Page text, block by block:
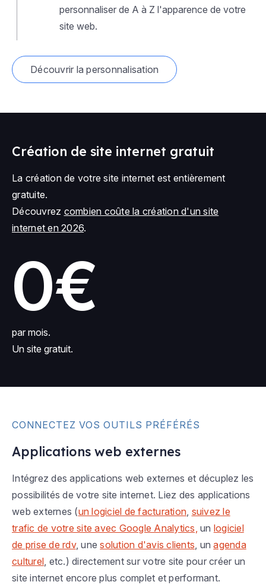
personnaliser de A à Z l'apparence de votre
site web.
Découvrir la personnalisation
Création de site internet gratuit
La création de votre site internet est entièrement
gratuite.
Découvrez combien coûte la création d'un site
internet en 2026.
0€
par mois.
Un site gratuit.
CONNECTEZ VOS OUTILS PRÉFÉRÉS
Applications web externes
Intégrez des applications web externes et décuplez les
possibilités de votre site internet. Liez des applications
web externes (un logiciel de facturation, suivez le
trafic de votre site avec Google Analytics, un logiciel
de prise de rdv, unesolution d'avis clients, unagenda
culturel, etc.) directement sur votre site pour créer un
site internet encore plus complet et performant.